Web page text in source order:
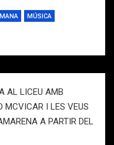
MÚSICA
AL LICEU AMB
MCVICAR I LES VEUS
A PARTIR DEL